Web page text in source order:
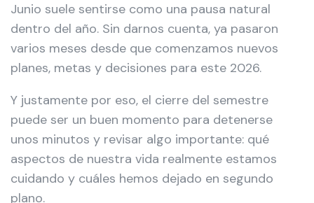
Junio suele sentirse como una pausa natural
dentro del año. Sin darnos cuenta, ya pasaron
varios meses desde que comenzamos nuevos
planes, metas y decisiones para este 2026.
Y justamente por eso, el cierre del semestre
puede ser un buen momento para detenerse
unos minutos y revisar algo importante: qué
aspectos de nuestra vida realmente estamos
cuidando y cuáles hemos dejado en segundo
plano.